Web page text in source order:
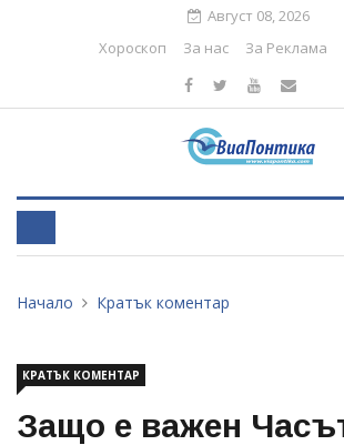
Август 08, 2026
Хороскоп
За нас За Реклама
Начало Кратък коментар
КРАТЪК КОМЕНТАР
Защо е важен